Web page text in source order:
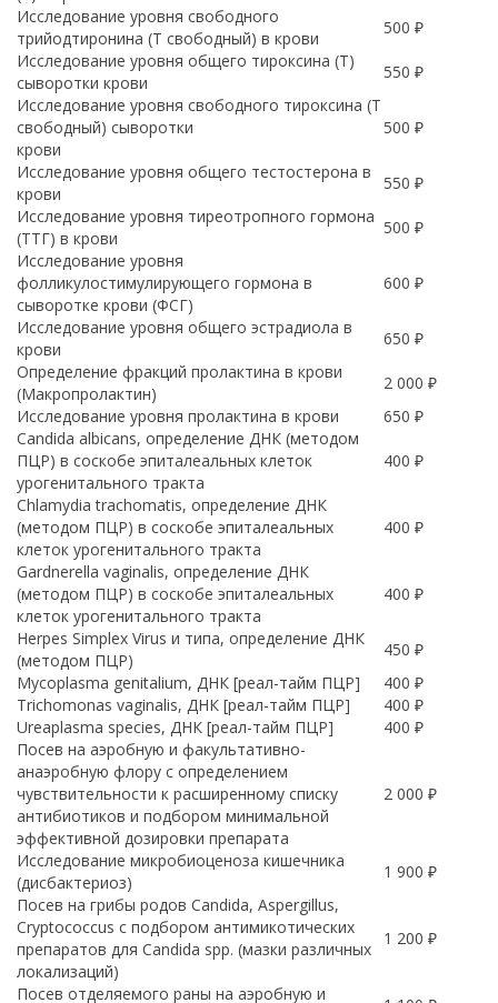
Исследование уровня свободного
трийодтиронина (Т свободный) в крови
500 ₽
Исследование уровня общего тироксина (Т)
сыворотки крови
550 ₽
Исследование уровня свободного тироксина (Т
свободный) сыворотки
крови
500 ₽
Исследование уровня общего тестостерона в
крови
550 ₽
Исследование уровня тиреотропного гормона
(ТТГ) в крови
500 ₽
Исследование уровня
фолликулостимулирующего гормона в
сыворотке крови (ФСГ)
600 ₽
Исследование уровня общего эстрадиола в
крови
650 ₽
Определение фракций пролактина в крови
(Макропролактин)
2 000 ₽
Исследование уровня пролактина в крови
650 ₽
Candida albicans, определение ДНК (методом
ПЦР) в соскобе эпиталеальных клеток
урогенитального тракта
400 ₽
Chlamydia trachomatis, определение ДНК
(методом ПЦР) в соскобе эпиталеальных
клеток урогенитального тракта
400 ₽
Gardnerella vaginalis, определение ДНК
(методом ПЦР) в соскобе эпиталеальных
клеток урогенитального тракта
400 ₽
Herpes Simplex Virus и типа, определение ДНК
(методом ПЦР)
450 ₽
Mycoplasma genitalium, ДНК [реал-тайм ПЦР]
400 ₽
Trichomonas vaginalis, ДНК [реал-тайм ПЦР]
400 ₽
Ureaplasma species, ДНК [реал-тайм ПЦР]
400 ₽
Посев на аэробную и факультативно-
анаэробную флору с определением
чувствительности к расширенному списку
антибиотиков и подбором минимальной
эффективной дозировки препарата
2 000 ₽
Исследование микробиоценоза кишечника
(дисбактериоз)
1 900 ₽
Посев на грибы родов Candida, Aspergillus,
Cryptococcus с подбором антимикотических
препаратов для Candida spp. (мазки различных
локализаций)
1 200 ₽
Посев отделяемого раны на аэробную и